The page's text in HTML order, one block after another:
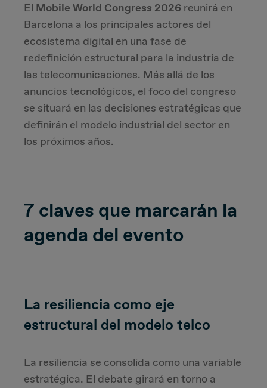
DEAL & STRATEGY
Due Diligence
Carve-out
Performance Transformation
El Mobile World Congress 2026 reunirá en
Barcelona a los principales actores del
ecosistema digital en una fase de
redefinición estructural para la industria de
las telecomunicaciones. Más allá de los
anuncios tecnológicos, el foco del congreso
se situará en las decisiones estratégicas que
definirán el modelo industrial del sector en
los próximos años.
7 claves que marcarán la
agenda del evento
La resiliencia como eje
estructural del modelo telco
La resiliencia se consolida como una variable
estratégica. El debate girará en torno a